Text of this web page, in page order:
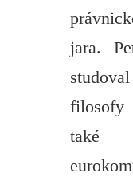
jara.
filosofy
také